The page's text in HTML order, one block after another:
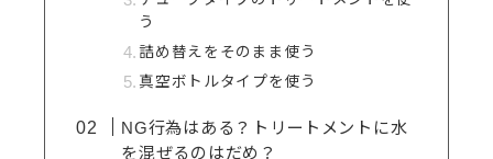
う
詰め替えをそのまま使う
真空ボトルタイプを使う
NG行為はある？トリートメントに水
を混ぜるのはだめ？